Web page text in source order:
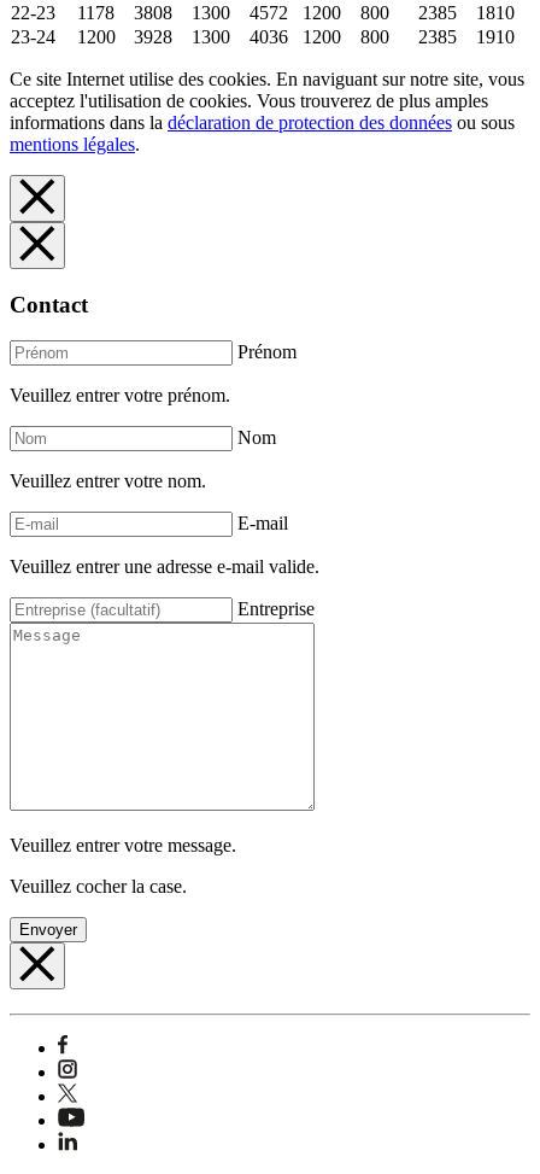
22-23 1178 3808 1300 4572 1200 800 2385
1810
23-24
1200 3928 1300 4036 1200 800 2385 1910
Ce site Internet utilise des cookies. En naviguant sur notre site, vous
acceptez l'utilisation de cookies. Vous trouverez de plus amples
informations dans la déclaration de protection des données ou sous
mentions légales.
Contact
Prénom
Veuillez entrer votre prénom.
Nom
Veuillez entrer votre nom.
E-mail
Veuillez entrer une adresse e-mail valide.
Entreprise
Veuillez entrer votre message.
Veuillez cocher la case.
Envoyer